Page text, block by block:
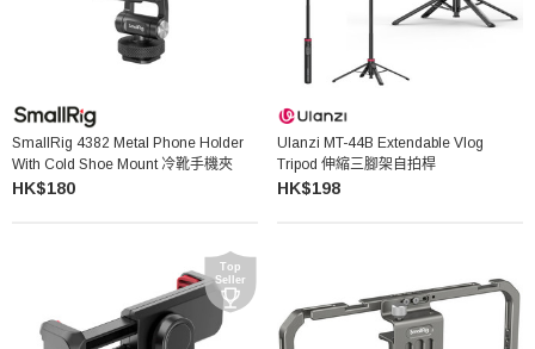
SmallRig 4382 Metal Phone Holder
With Cold Shoe Mount 冷靴手機夾
HK$180
Ulanzi MT-44B Extendable Vlog
Tripod 伸縮三腳架自拍桿
HK$198